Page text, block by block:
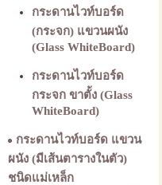
กระดานไวท์บอร์ด
(กระจก) แขวนผนัง
(Glass WhiteBoard)
กระดานไวท์บอร์ด
กระจก ขาตั้ง (Glass
WhiteBoard)
กระดานไวท์บอร์ด แขวน
ผนัง (มีเส้นตารางในตัว)
ชนิดแม่เหล็ก